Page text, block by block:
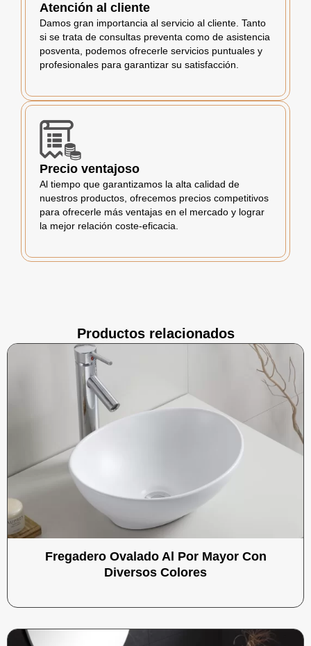
Atención al cliente
Damos gran importancia al servicio al cliente. Tanto
si se trata de consultas preventa como de asistencia
posventa, podemos ofrecerle servicios puntuales y
profesionales para garantizar su satisfacción.
Precio ventajoso
Al tiempo que garantizamos la alta calidad de
nuestros productos, ofrecemos precios competitivos
para ofrecerle más ventajas en el mercado y lograr
la mejor relación coste-eficacia.
Productos relacionados
Fregadero Ovalado Al Por Mayor Con
Diversos Colores